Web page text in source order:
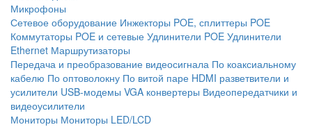
Микрофоны
Сетевое оборудование Инжекторы POE, сплиттеры POE
Коммутаторы POE и сетевые Удлинители POE Удлинители
Ethernet Маршрутизаторы
Передача и преобразование видеосигнала По коаксиальному
кабелю По оптоволокну По витой паре HDMI разветвители и
усилители USB-модемы VGA конвертеры Видеопередатчики и
видеоусилители
Мониторы Мониторы LED/LCD